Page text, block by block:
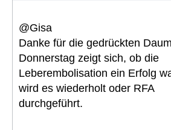
@Gisa
Danke für die gedrückten
Donnerstag zeigt sich, ob die
Leberembolisation ein Erfolg
wird es wiederholt oder RFA
durchgeführt.